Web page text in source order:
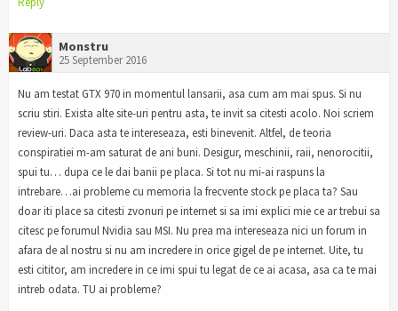
Monstru
25 September 2016
Nu am testat GTX 970 in momentul lansarii, asa cum am mai spus. Si nu
scriu stiri. Exista alte site-uri pentru asta, te invit sa citesti acolo. Noi scriem
review-uri. Daca asta te intereseaza, esti binevenit. Altfel, de teoria
conspiratiei m-am saturat de ani buni. Desigur, meschinii, raii, nenorocitii,
spui tu… dupa ce le dai banii pe placa. Si tot nu mi-ai raspuns la
intrebare…ai probleme cu memoria la frecvente stock pe placa ta? Sau
doar iti place sa citesti zvonuri pe internet si sa imi explici mie ce ar trebui sa
citesc pe forumul Nvidia sau MSI. Nu prea ma intereseaza nici un forum in
afara de al nostru si nu am incredere in orice gigel de pe internet. Uite, tu
esti cititor, am incredere in ce imi spui tu legat de ce ai acasa, asa ca te mai
intreb odata. TU ai probleme?